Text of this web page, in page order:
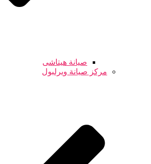
صيانة هيتاشى
مركز صيانة ويرلبول